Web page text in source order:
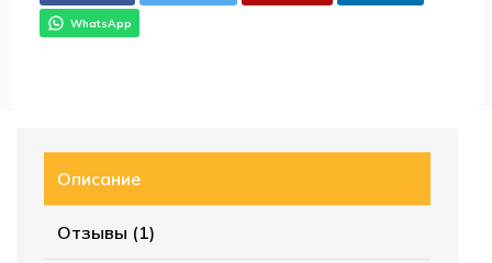
WhatsApp
Описание
Отзывы (1)